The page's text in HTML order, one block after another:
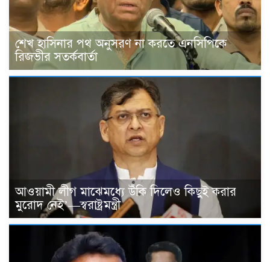
শেখ হাসিনার পথ অনুসরণ না করতে এনসিপিকে
রিজভীর সতর্কবার্তা
আওয়ামী লীগ মাঝেমধ্যে উঁকি দিলেও কিছুই করার
মুরোদ নেই’—স্বরাষ্ট্রমন্ত্রী